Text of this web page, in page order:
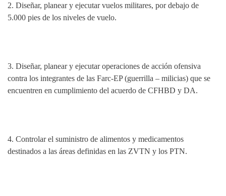
2. Diseñar, planear y ejecutar vuelos militares, por debajo de
5.000 pies de los niveles de vuelo.
3. Diseñar, planear y ejecutar operaciones de acción ofensiva
contra los integrantes de las Farc-EP (guerrilla – milicias) que se
encuentren en cumplimiento del acuerdo de CFHBD y DA.
4. Controlar el suministro de alimentos y medicamentos
destinados a las áreas definidas en las ZVTN y los PTN.